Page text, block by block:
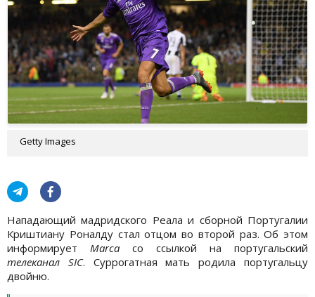
Getty Images
Нападающий мадридского Реала и сборной Португалии
Криштиану Роналду стал отцом во второй раз. Об этом
информирует Marca со ссылкой на португальский
телеканал SIC. Суррогатная мать родила португальцу
двойню.